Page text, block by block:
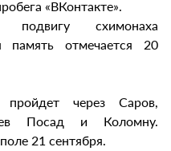
«ВКонтакте».
подвигу схимонаха
память отмечается 20
через Саров,
Посад и Коломну.
21 сентября.